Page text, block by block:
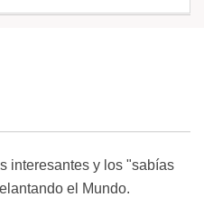
interesantes y los "sabías
el Mundo.